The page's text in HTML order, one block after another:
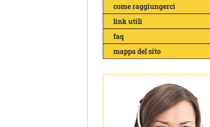
come raggiungerci
link utili
faq
mappa del sito